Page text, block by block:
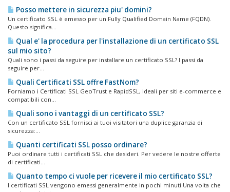
Posso mettere in sicurezza piu' domini?
Un certificato SSL è emesso per un Fully Qualified Domain Name (FQDN).
Questo significa...
Qual e' la procedura per l'installazione di un certificato SSL
sul mio sito?
Quali sono i passi da seguire per installare un certificato SSL? I passi da
seguire per...
Quali Certificati SSL offre FastNom?
Forniamo i Certificati SSL GeoTrust e RapidSSL, ideali per siti e-commerce e
compatibili con...
Quali sono i vantaggi di un certificato SSL?
Con un certificato SSL fornisci ai tuoi visitatori una duplice garanzia di
sicurezza:...
Quanti certificati SSL posso ordinare?
Puoi ordinare tutti i certificati SSL che desideri. Per vedere le nostre offerte
di certificati...
Quanto tempo ci vuole per ricevere il mio certificato SSL?
I certificati SSL vengono emessi generalmente in pochi minuti.Una volta che